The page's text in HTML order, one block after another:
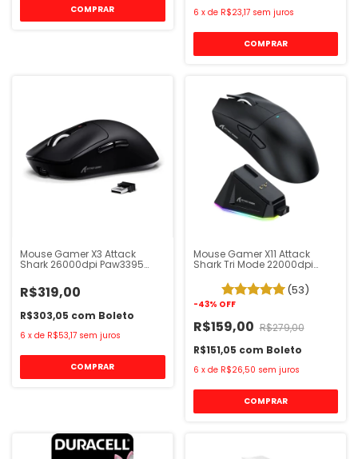
6 x de R$23,17 sem juros
Mouse Gamer X3 Attack
Shark 26000dpi Paw3395
R$319,00
R$303,05 com Boleto
6 x de R$53,17 sem juros
Mouse Gamer X11 Attack
Shark Tri Mode 22000dpi
(53)
-43% OFF
R$159,00 R$279,00
R$151,05 com Boleto
6 x de R$26,50 sem juros